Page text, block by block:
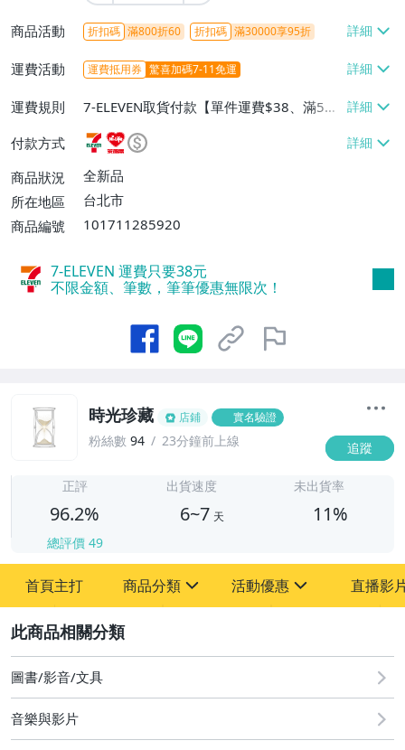
商品活動 折扣碼 滿800折60 折扣碼 滿30000享95折
運費活動 運費抵用券 驚喜加碼7-11免運
運費規則
7-ELEVEN取貨付款【單件運費$38、滿5件
或消費滿$1298免運費】、7-ELEVEN取貨
不付款【免運費】、萊爾富取貨付款【單件
運費$60、滿5件或消費滿$1298免運
費】、宅配/貨運【單件運費$120、滿5件
付款方式
商品狀況
全新品
所在地區
台北市
商品編號
101711285920
7-ELEVEN 運費只要38元
不限金額、筆數，筆筆優惠無限次！
時光珍藏 店鋪 實名驗證
粉絲數 94 23分鐘前上線 追蹤
正評
96.2%
總評價 49
出貨速度
6~7 天
未出貨率
11%
首頁主打 商品分類
其它
活動優惠
[全店] 粉絲專享
[全店] 週年慶
直播影
圖書/影音/文具
音樂與影片